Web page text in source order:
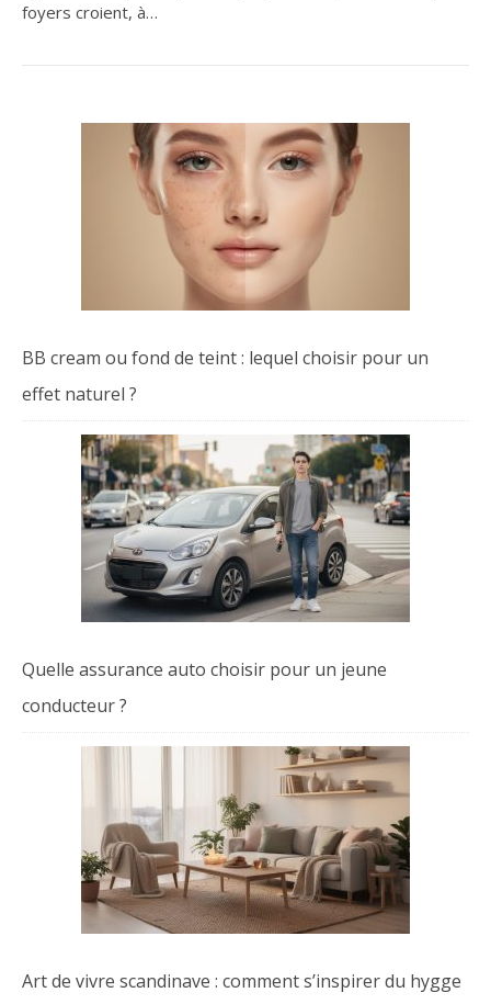
foyers croient, à…
BB cream ou fond de teint : lequel choisir pour un
effet naturel ?
Quelle assurance auto choisir pour un jeune
conducteur ?
Art de vivre scandinave : comment s’inspirer du hygge